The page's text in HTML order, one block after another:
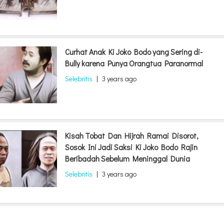
Curhat Anak Ki Joko Bodo yang Sering di-
Bully karena Punya Orangtua Paranormal
Selebritis | 3 years ago
Kisah Tobat Dan Hijrah Ramai Disorot,
Sosok Ini Jadi Saksi Ki Joko Bodo Rajin
Beribadah Sebelum Meninggal Dunia
Selebritis | 3 years ago